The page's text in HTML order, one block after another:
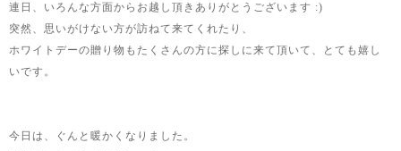
連日、いろんな方面からお越し頂きありがとうございます :)
突然、思いがけない方が訪ねて来てくれたり、
ホワイトデーの贈り物もたくさんの方に探しに来て頂いて、とても嬉し
いです。
今日は、ぐんと暖かくなりました。